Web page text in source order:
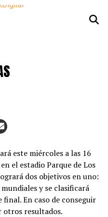
este miércoles a las 16
el estadio Parque de Los
dos objetivos en uno:
y se clasificará
En caso de conseguir
otros resultados.